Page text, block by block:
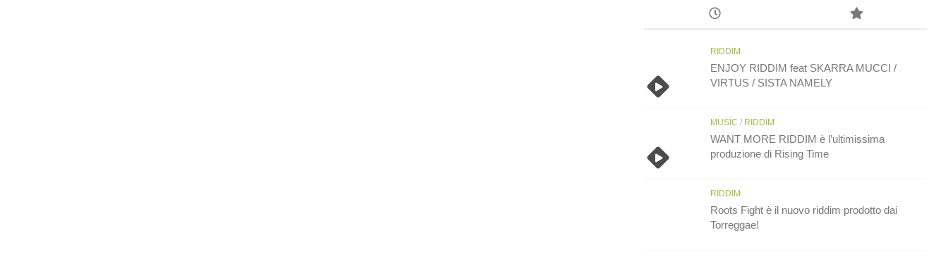
RIDDIM
ENJOY RIDDIM feat SKARRA MUCCI /
VIRTUS / SISTA NAMELY
MUSIC / RIDDIM
WANT MORE RIDDIM è l’ultimissima
produzione di Rising Time
RIDDIM
Roots Fight è il nuovo riddim prodotto dai
Torreggae!